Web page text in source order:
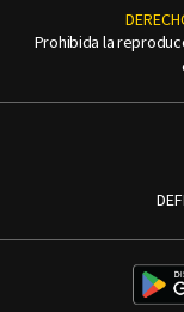
Prohibida la